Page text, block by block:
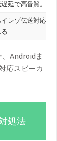
遅延で高音質。
イレゾ伝送対応。
る
Androidま
応スピーカ
処法